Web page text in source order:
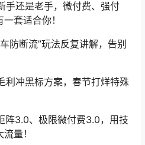
手还是老手，微付费、强付
套适合你！
防断流”玩法反复讲解，告别
利冲黑标方案，春节打烊特殊
阵3.0、极限微付费3.0，用技
量！